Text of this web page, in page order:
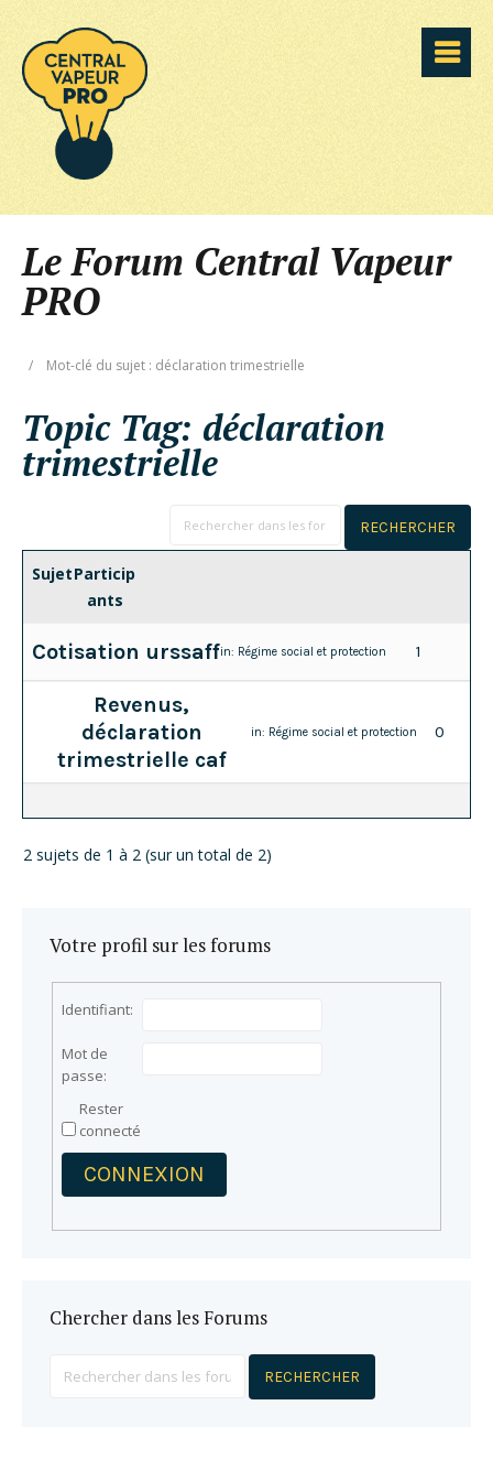
Le Forum Central Vapeur
PRO
/ Mot-clé du sujet : déclaration trimestrielle
Topic Tag: déclaration
trimestrielle
SujetParticip
ants
Cotisation urssaffin: Régime social et protection 1
Revenus,
déclaration
trimestrielle caf
in: Régime social et protection 0
2 sujets de 1 à 2 (sur un total de 2)
Votre profil sur les forums
Identifiant:
Mot de
passe:
Rester
connecté
CONNEXION
Chercher dans les Forums